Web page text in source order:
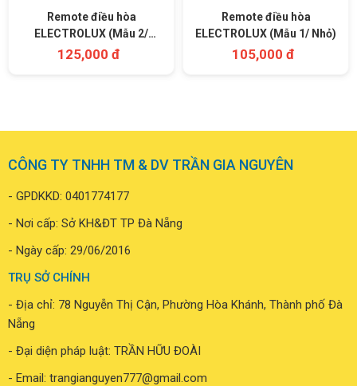
Remote điều hòa
ELECTROLUX (Mẫu 2/
Trắng)
125,000 đ
Remote điều hòa
ELECTROLUX (Mẫu 1/ Nhỏ)
105,000 đ
CÔNG TY TNHH TM & DV TRẦN GIA NGUYÊN
- GPDKKD: 0401774177
- Nơi cấp: Sở KH&ĐT TP Đà Nẵng
- Ngày cấp: 29/06/2016
TRỤ SỞ CHÍNH
- Địa chỉ: 78 Nguyễn Thị Cận, Phường Hòa Khánh, Thành phố Đà
Nẵng
- Đại diện pháp luật: TRẦN HỮU ĐOÀI
- Email: trangianguyen777@gmail.com